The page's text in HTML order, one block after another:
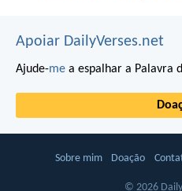
Apoiar DailyVerses.net
Ajude-me a espalhar a Palavra
Sobre mim Doação
© 2026